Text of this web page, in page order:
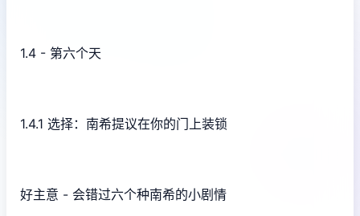
1.4 - 第六个天
1.4.1 选择：南希提议在你的门上装锁
好主意 - 会错过六个种南希的小剧情